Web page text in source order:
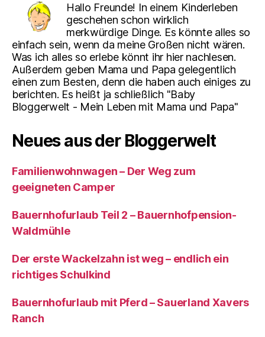
Hallo Freunde! In einem Kinderleben
geschehen schon wirklich
merkwürdige Dinge. Es könnte alles so
einfach sein, wenn da meine Großen nicht wären.
Was ich alles so erlebe könnt ihr hier nachlesen.
Außerdem geben Mama und Papa gelegentlich
einen zum Besten, denn die haben auch einiges zu
berichten. Es heißt ja schließlich "Baby
Bloggerwelt - Mein Leben mit Mama und Papa"
Neues aus der Bloggerwelt
Familienwohnwagen – Der Weg zum
geeigneten Camper
Bauernhofurlaub Teil 2 – Bauernhofpension-
Waldmühle
Der erste Wackelzahn ist weg – endlich ein
richtiges Schulkind
Bauernhofurlaub mit Pferd – Sauerland Xavers
Ranch